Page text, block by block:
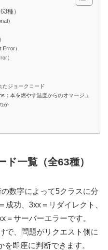
種）
）
）
）
たジョークコード
：本を燃やす温度からのオマージュ
か
一覧（全63種）
数字によって5クラスに分
成功、3xx＝リダイレクト、
＝サーバーエラーです。
で、問題がリクエスト側に
即座に判断できます。